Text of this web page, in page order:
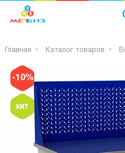
Главная Каталог товаров
-10%